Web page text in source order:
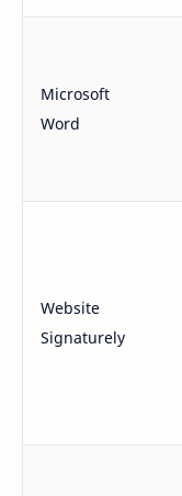
Microsoft
Word
Website
Signaturely